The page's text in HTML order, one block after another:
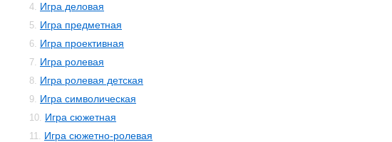
4. Игра деловая
5. Игра предметная
6. Игра проективная
7. Игра ролевая
8. Игра ролевая детская
9. Игра символическая
10. Игра сюжетная
11. Игра сюжетно-ролевая